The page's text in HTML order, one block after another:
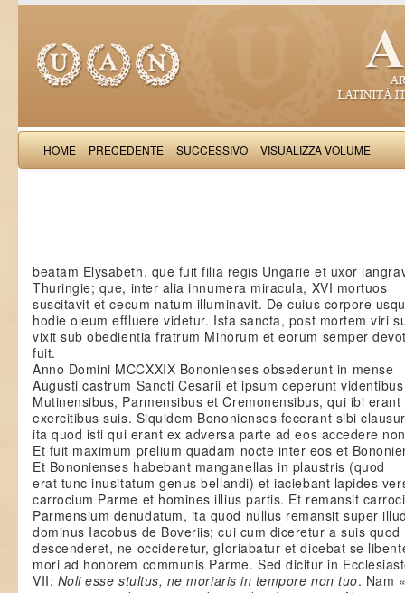
HOME PRECEDENTE SUCCESSIVO VISUALIZZA VOLUME
beatam Elysabeth, que fuit filia regis Ungarie et uxor
Thuringie; que, inter alia innumera miracula, XVI mortuos
suscitavit et cecum natum illuminavit. De cuius corpore
hodie oleum effluere videtur. Ista sancta, post mortem viri
vixit sub obedientia fratrum Minorum et eorum semper
fuit.
Anno Domini MCCXXIX Bononienses obsederunt in mense
Augusti castrum Sancti Cesarii et ipsum ceperunt videntibus
Mutinensibus, Parmensibus et Cremonensibus, qui ibi erant
exercitibus suis. Siquidem Bononienses fecerant sibi
ita quod isti qui erant ex adversa parte ad eos accedere
Et fuit maximum prelium quadam nocte inter eos et
Et Bononienses habebant manganellas in plaustris (quod
erat tunc inusitatum genus bellandi) et iaciebant lapides
carrocium Parme et homines illius partis. Et remansit
Parmensium denudatum, ita quod nullus remansit super
dominus Iacobus de Boveriis; cui cum diceretur a suis quod
descenderet, ne occideretur, gloriabatur et dicebat se
mori ad honorem communis Parme. Sed dicitur in
VII: Noli esse stultus, ne moriaris in tempore non tuo. Nam